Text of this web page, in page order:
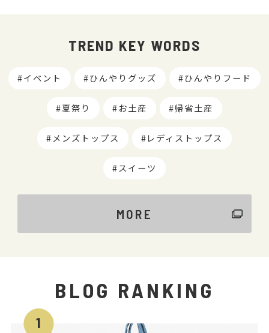
TREND KEY WORDS
イベント ひんやりグッズ ひんやりフード
夏祭り お土産 帰省土産
メンズトップス レディストップス
スイーツ
MORE
BLOG RANKING